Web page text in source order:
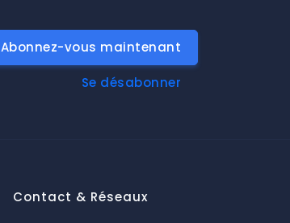
Abonnez-vous maintenant
Se désabonner
Contact & Réseaux